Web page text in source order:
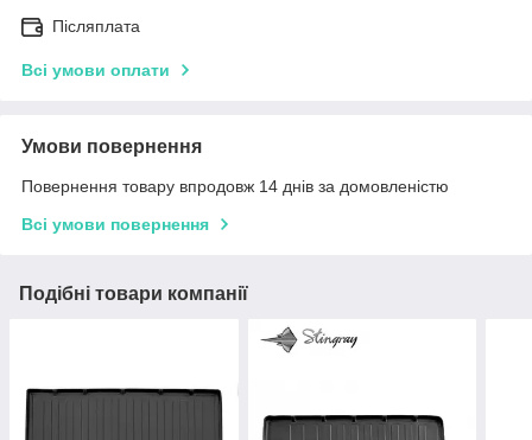
Післяплата
Всі умови оплати
Умови повернення
Повернення товару впродовж 14 днів за домовленістю
Всі умови повернення
Подібні товари компанії